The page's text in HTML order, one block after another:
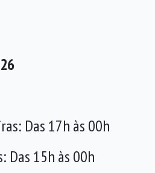
Das 17h às 00h
Das 15h às 00h